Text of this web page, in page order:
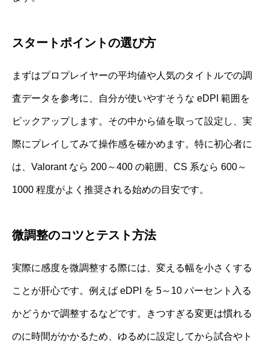
スタートポイントの選び方
まずはプロプレイヤーの平均値や人気のタイトルでの調
査データを参考に、自分が使いやすそうな eDPI 範囲を
ピックアップします。その中から値を取って設定し、実
際にプレイしてみて操作感を確かめます。特に初心者に
は、Valorant なら 200～400 の範囲、CS 系なら 600～
1000 程度がよく推奨される始めの目安です。
微調整のコツとテスト方法
実際に感度を微調整する際には、変える幅を小さくする
ことが肝心です。例えば eDPI を 5～10 パーセント入る
かどうかで調整するなどです。きつすぎる変更は慣れる
のに時間がかかるため、ゆるめに設定してから試合やト